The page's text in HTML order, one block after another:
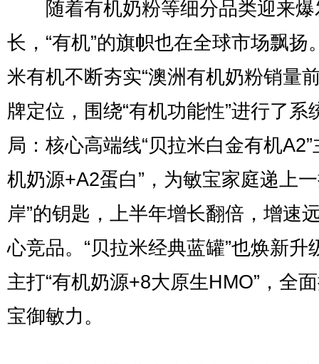
随着有机奶粉等细分品类迎来爆
长，“有机”的旗帜也在全球市场飘扬
米有机不断夯实“澳洲有机奶粉销量
牌定位，围绕“有机功能性”进行了系
局：核心高端线“贝拉米白金有机A2”
机奶源+A2蛋白”，为敏宝家庭递上
岸”的钥匙，上半年增长翻倍，增速
心竞品。“贝拉米经典蓝罐”也焕新升
主打“有机奶源+8大原生HMO”，全
宝御敏力。